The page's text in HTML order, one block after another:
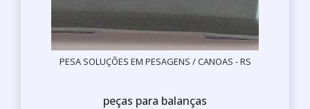
PESA SOLUÇÕES EM PESAGENS / CANOAS - RS
peças para balanças